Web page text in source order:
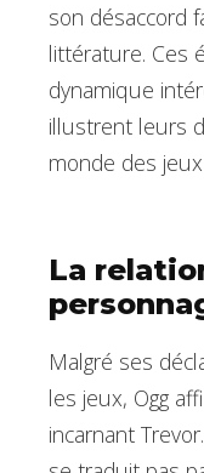
son désaccord
littérature. Ces
dynamique
illustrent leurs
monde des
La
Malgré ses
les jeux, Ogg
incarnant